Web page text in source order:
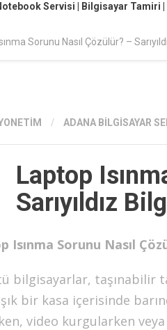
Servisi | Bilgisayar Tamiri
Sorunu Nasıl Çözülür? –
/ ADANA BILGISAYAR
Laptop
Sarıyıldız
Isınma Sorunu Nasıl
bilgisayarlar, taşınabilir
bir kasa içerisinde
video kurgularken